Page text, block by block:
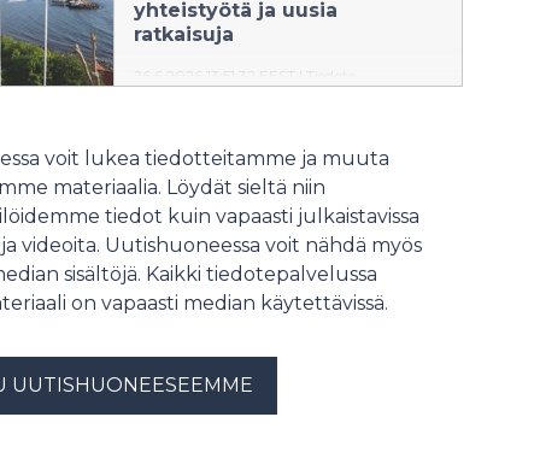
vahvistettavaksi syksyllä 2026 ja
ottaa ne käyttöön alkuvuodesta
yhteistyötä ja uusia
ratkaisuja
26.6.2026 13:51:32 EEST | Tiedote
kannanoton sähkönsiirtoverkon
liityntäkyselyjen voimakkaasta
kasvusta, joka aiheuttaa
sähköjärjestelmälle myös haasteita.
Tiiviin yhteistyön myötä yhtiöt voivat
oppia toisiltaan ja kehittää
tulevaisuuden kestäviä ratkaisuja.
voit lukea tiedotteitamme ja muuta
materiaalia. Löydät sieltä niin
tiedot kuin vapaasti julkaistavissa
videoita. Uutishuoneessa voit nähdä myös
sisältöjä. Kaikki tiedotepalvelussa
on vapaasti median käytettävissä.
UUTISHUONEESEEMME